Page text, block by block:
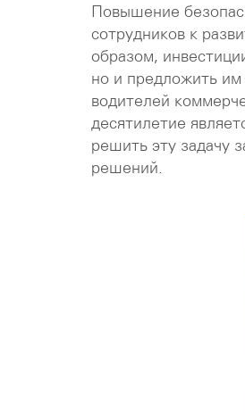
Повышение
сотрудников к
образом,
но и предложить им
водителей
десятилетие
решить эту задачу
решений.